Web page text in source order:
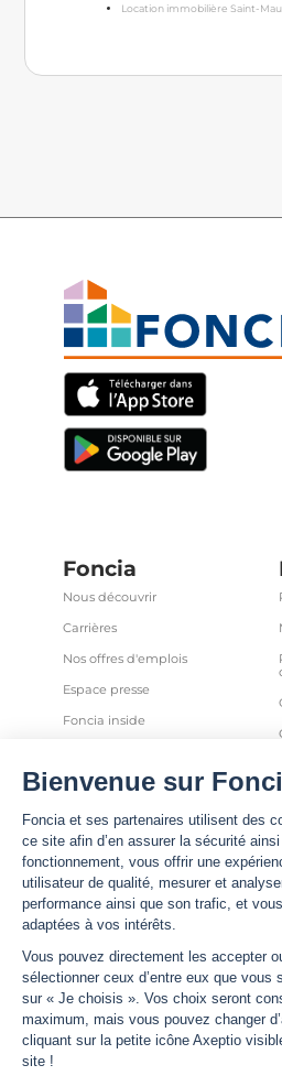
Location immobilière Saint-
Foncia
Nous découvrir
Carrières
Nos offres d'emplois
Espace presse
Foncia inside
Partenaires
Infos utiles
Nous contacter
Trouver une agence
Estimation bien immobilier
Actualités